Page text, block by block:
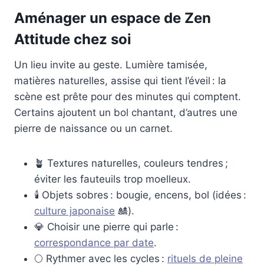
Aménager un espace de Zen
Attitude chez soi
Un lieu invite au geste. Lumière tamisée,
matières naturelles, assise qui tient l’éveil : la
scène est prête pour des minutes qui comptent.
Certains ajoutent un bol chantant, d’autres une
pierre de naissance ou un carnet.
🪴 Textures naturelles, couleurs tendres ;
éviter les fauteuils trop moelleux.
🕯️ Objets sobres : bougie, encens, bol (idées :
culture japonaise 🎎).
💎 Choisir une pierre qui parle :
correspondance par date.
🌕 Rythmer avec les cycles : rituels de pleine